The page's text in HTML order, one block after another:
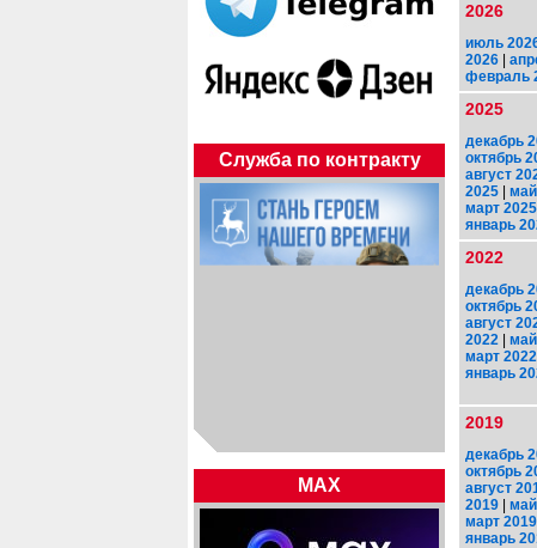
Служба по контракту
MAX
2026
июль
2026 |
февраль
2025
декабрь
октябрь
август
2025 |
март 2025
январь
2022
декабрь
октябрь
август
2022 |
март 2022
январь
2019
декабрь
октябрь
август
2019 |
март 2019
январь